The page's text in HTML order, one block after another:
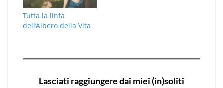
Tutta la linfa
dell’Albero della Vita
Lasciati raggiungere dai miei (in)soliti